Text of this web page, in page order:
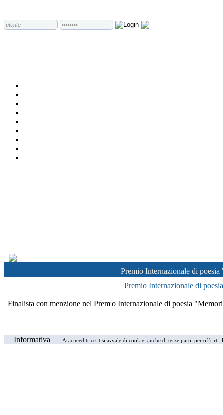
Premio Internazionale di
Premio Internazionale di
Finalista con menzione nel Premio Internazionale di poesia
Informativa Aracneeditrice.it si avvale di cookie, anche di terze parti, per